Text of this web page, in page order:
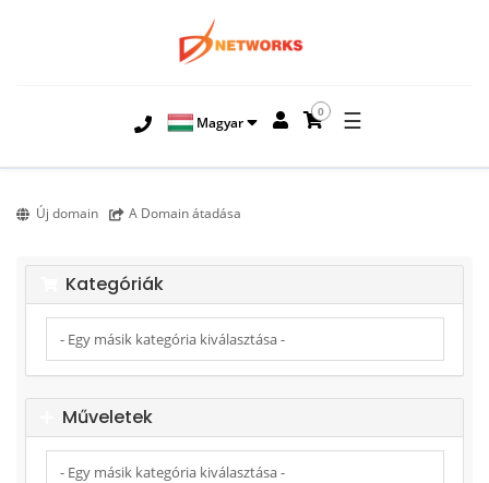
Magyar
0 ☰
Új domain A Domain átadása
Kategóriák
Műveletek